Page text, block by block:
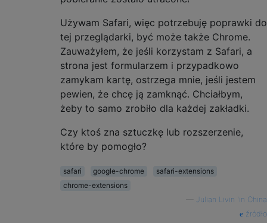
Używam Safari, więc potrzebuję poprawki do
tej przeglądarki, być może także Chrome.
Zauważyłem, że jeśli korzystam z Safari, a
strona jest formularzem i przypadkowo
zamykam kartę, ostrzega mnie, jeśli jestem
pewien, że chcę ją zamknąć. Chciałbym,
żeby to samo zrobiło dla każdej zakładki.
Czy ktoś zna sztuczkę lub rozszerzenie,
które by pomogło?
safari google-chrome
safari-extensions
chrome-extensions
Julian Livin 'in China
źródło